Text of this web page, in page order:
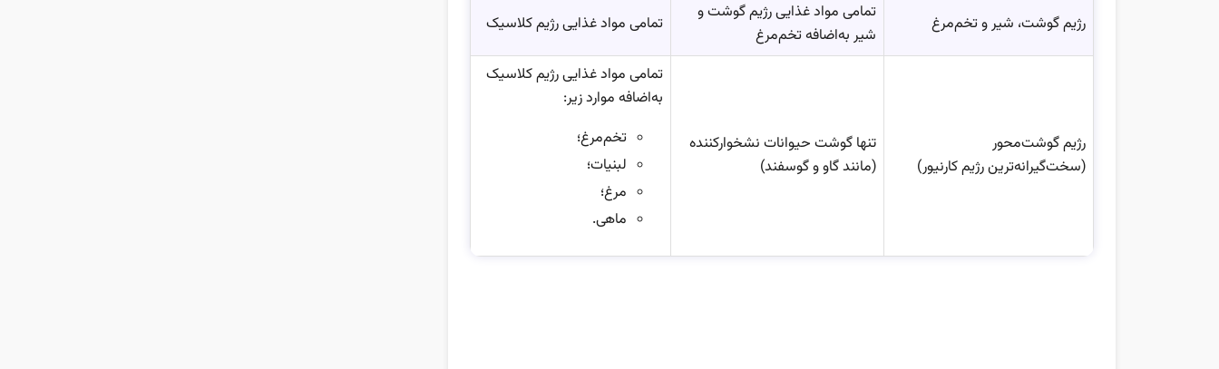
رژیم گوشت، شیر و تخم‌مرغ
تمامی مواد غذایی رژیم گوشت و
شیر به‌اضافه تخم‌مرغ
تمامی مواد غذایی رژیم کلاسیک
رژیم گوشت‌محور
(سخت‌گیرانه‌ترین رژیم کارنیور)
تنها گوشت حیوانات نشخوارکننده
(مانند گاو و گوسفند)
تمامی مواد غذایی رژیم کلاسیک
به‌اضافه موارد زیر:
تخم‌مرغ؛
لبنیات؛
مرغ؛
ماهی.